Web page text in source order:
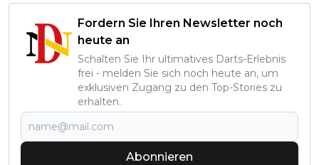
Fordern Sie Ihren Newsletter noch
heute an
Schalten Sie Ihr ultimatives Darts-Erlebnis
frei - melden Sie sich noch heute an, um
exklusiven Zugang zu den Top-Stories zu
erhalten.
Abonnieren